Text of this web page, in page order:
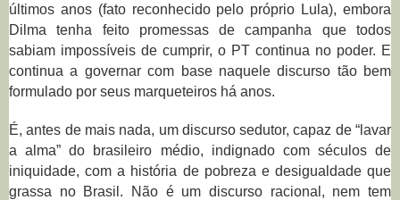
últimos anos (fato reconhecido pelo próprio Lula), embora
Dilma tenha feito promessas de campanha que todos
sabiam impossíveis de cumprir, o PT continua no poder. E
continua a governar com base naquele discurso tão bem
formulado por seus marqueteiros há anos.
É, antes de mais nada, um discurso sedutor, capaz de “lavar
a alma” do brasileiro médio, indignado com séculos de
iniquidade, com a história de pobreza e desigualdade que
grassa no Brasil. Não é um discurso racional, nem tem